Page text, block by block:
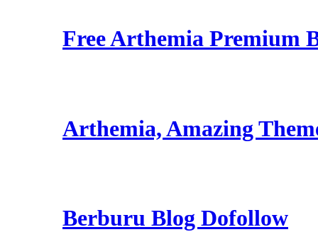
Free Arthemia Premium
Arthemia, Amazing
Berburu Blog Dofollow